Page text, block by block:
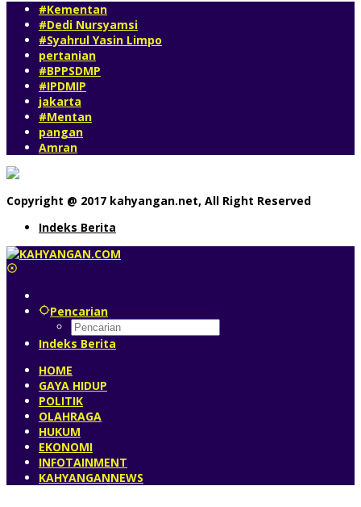
#Kementan
#Dedi Nursyamsi
#Syahrul Yasin Limpo
pertanian
#BPPSDMP
#IPDMIP
jakarta
#Mentan
pangan
Amran
Copyright @ 2017 kahyangan.net, All Right Reserved
Indeks Berita
Pencarian
Indeks Berita
HOME
GAYA HIDUP
POLITIK
OLAHRAGA
HUKUM
EKONOMI
INFOTAINMENT
KAHYANGANNEWS